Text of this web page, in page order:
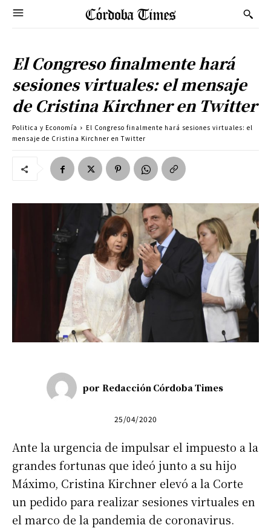
El Congreso finalmente hará
sesiones virtuales: el mensaje
de Cristina Kirchner en Twitter
Politica y Economía
El Congreso finalmente hará sesiones virtuales: el
mensaje de Cristina Kirchner en Twitter
por Redacción Córdoba Times
25/04/2020
Ante la urgencia de impulsar el impuesto a la
grandes fortunas que ideó junto a su hijo
Máximo, Cristina Kirchner elevó a la Corte
un pedido para realizar sesiones virtuales en
el marco de la pandemia de coronavirus.